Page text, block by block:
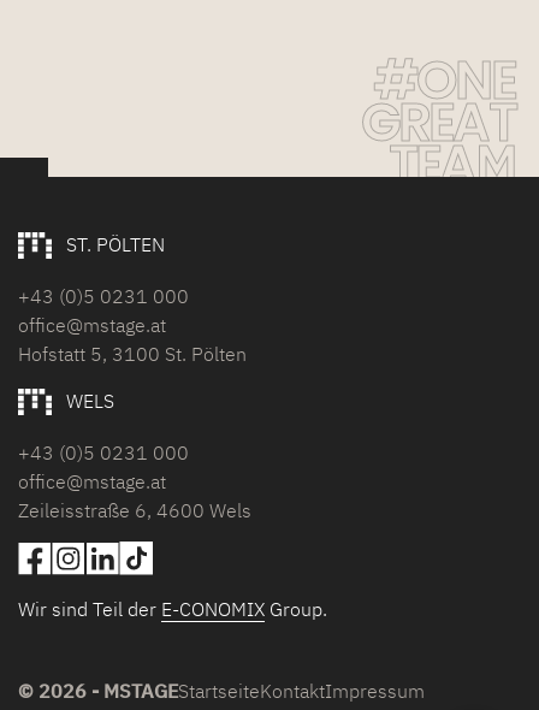
#ONE
GREAT
TEAM
ST. PÖLTEN
+43 (0)5 0231 000
office@mstage.at
Hofstatt 5, 3100 St. Pölten
WELS
+43 (0)5 0231 000
office@mstage.at
Zeileisstraße 6, 4600 Wels
Wir sind Teil der E-CONOMIX Group.
© 2026 - MSTAGEStartseiteKontaktImpressum